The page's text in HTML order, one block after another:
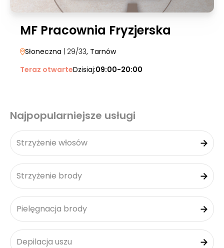
MF Pracownia Fryzjerska
Słoneczna | 29/33, Tarnów
Teraz otwarteDzisiaj:09:00-20:00
Najpopularniejsze usługi
Strzyżenie włosów
Strzyżenie brody
Pielęgnacja brody
Depilacja uszu